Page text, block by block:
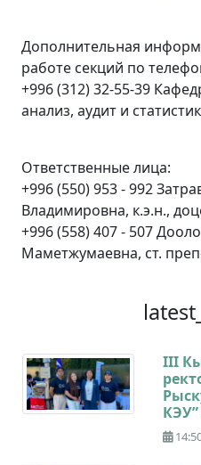
Дополнительная
работе секций по
+996 (312) 32-55-39
анализ, аудит и
Ответственные лица:
+996 (550) 953 - 992
Владимировна, к.э.н.,
+996 (558) 407 - 507
Маметжумаевна, ст.
III